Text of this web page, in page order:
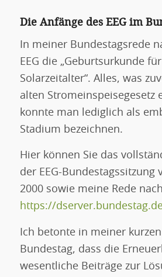
Die Anfänge des EEG im
In meiner Bundestagsrede
EEG die „Geburtsurkunde
Solarzeitalter“. Alles, was
alten Stromeinspeisegesetz
konnte man lediglich als
Stadium bezeichnen.
Hier können Sie das
der EEG-Bundestagssitzung
2000 sowie meine Rede
https://
Ich betonte in meiner
Bundestag, dass die
wesentliche Beiträge zur